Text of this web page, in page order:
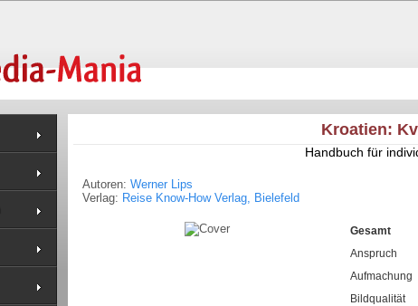
Kroatien:
Handbuch für
Autoren: Werner Lips
Verlag: Reise Know-How Verlag, Bielefeld
Gesamt
Anspruch
Aufmachung
Bildqualität